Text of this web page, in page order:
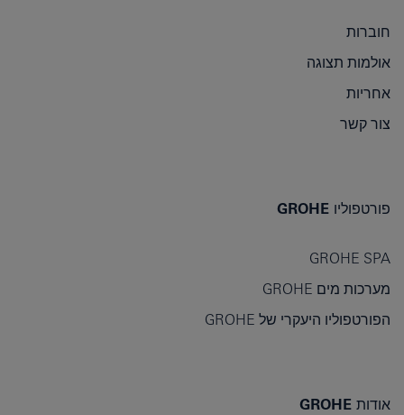
חוברות
אולמות תצוגה
אחריות
צור קשר
פורטפוליו GROHE
GROHE SPA
מערכות מים GROHE
הפורטפוליו היעקרי של GROHE
אודות GROHE